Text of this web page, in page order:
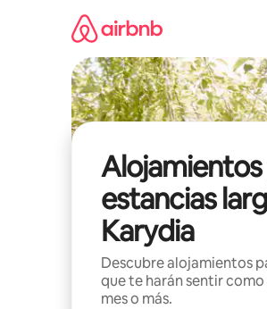
estancias
Karydia
Descubre alojamientos
que te harán sentir
mes o más.